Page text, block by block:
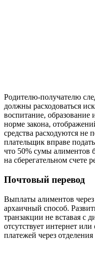
Родителю-получателю
должны расходоваться
воспитание, образование
норме закона,
средства расходуются не
плательщик вправе
что 50% сумы алиментов
на сберегательном счете
Почтовый перевод
Выплаты алиментов через
архаичный способ.
транзакции не вставая с
отсутствует интернет
платежей через